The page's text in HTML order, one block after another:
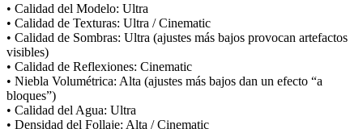
• Calidad del Modelo: Ultra
• Calidad de Texturas: Ultra / Cinematic
• Calidad de Sombras: Ultra (ajustes más bajos provocan artefactos
visibles)
• Calidad de Reflexiones: Cinematic
• Niebla Volumétrica: Alta (ajustes más bajos dan un efecto “a
bloques”)
• Calidad del Agua: Ultra
• Densidad del Follaje: Alta / Cinematic